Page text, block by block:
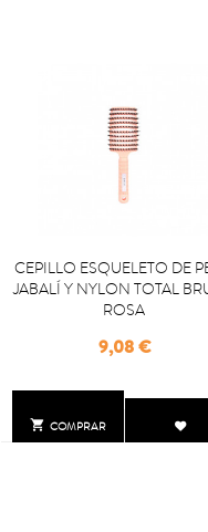
 COMPRAR
CEPILLO ESQUELETO DE
JABALÍ Y NYLON TOTAL
ROSA
Precio
9,08 €